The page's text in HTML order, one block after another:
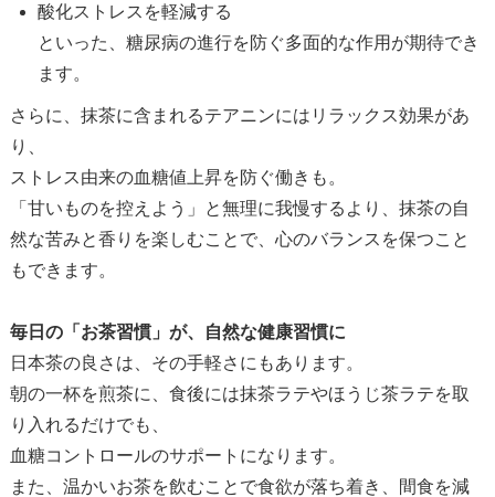
酸化ストレスを軽減する
といった、糖尿病の進行を防ぐ多面的な作用が期待でき
ます。
さらに、抹茶に含まれるテアニンにはリラックス効果があ
り、
ストレス由来の血糖値上昇を防ぐ働きも。
「甘いものを控えよう」と無理に我慢するより、抹茶の自
然な苦みと香りを楽しむことで、心のバランスを保つこと
もできます。
毎日の「お茶習慣」が、自然な健康習慣に
日本茶の良さは、その手軽さにもあります。
朝の一杯を煎茶に、食後には抹茶ラテやほうじ茶ラテを取
り入れるだけでも、
血糖コントロールのサポートになります。
また、温かいお茶を飲むことで食欲が落ち着き、間食を減